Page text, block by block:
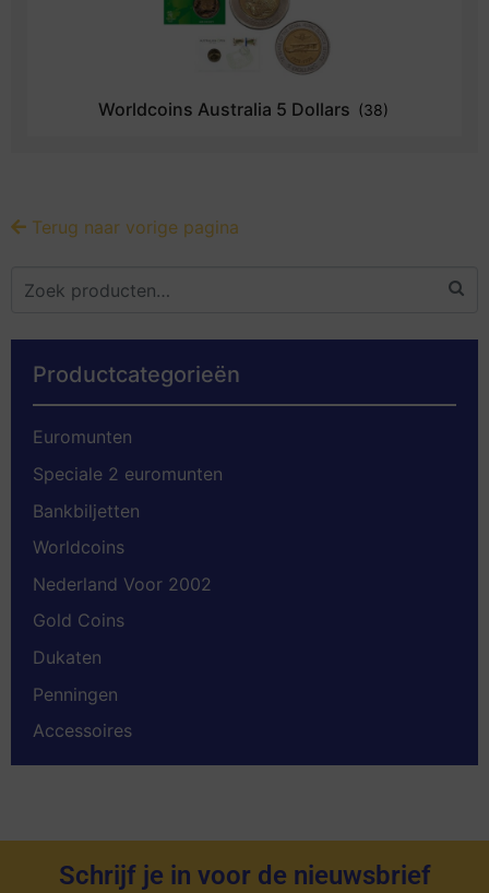
Worldcoins Australia 5 Dollars (38)
Terug naar vorige pagina
Productcategorieën
Euromunten
Speciale 2 euromunten
Bankbiljetten
Worldcoins
Nederland Voor 2002
Gold Coins
Dukaten
Penningen
Accessoires
Schrijf je in voor de nieuwsbrief